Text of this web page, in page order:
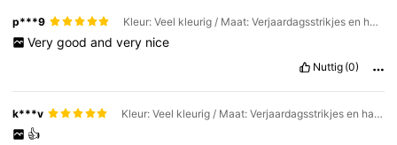
p***9 Kleur: Veel kleurig / Maat: Verjaardagsstrikjes en hartjes set
Very good and very nice
Nuttig (0)
k***v Kleur: Veel kleurig / Maat: Verjaardagsstrikjes en hartjes set
👍